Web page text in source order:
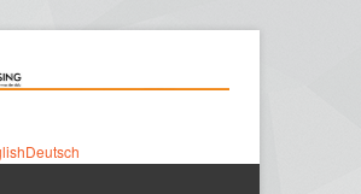
Deutsch